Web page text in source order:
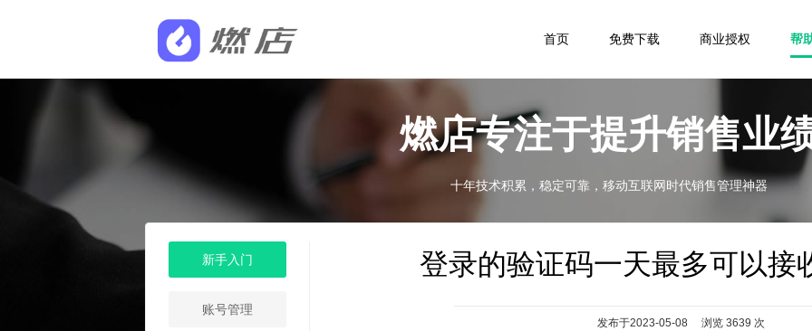
首页 免费下载 商业授权 帮
燃店专注于提升销售业
十年技术积累，稳定可靠，移动互联网时代销售管理神器
新手入门
账号管理
登录的验证码一天最多可以接
发布于2023-05-08 浏览 3639 次